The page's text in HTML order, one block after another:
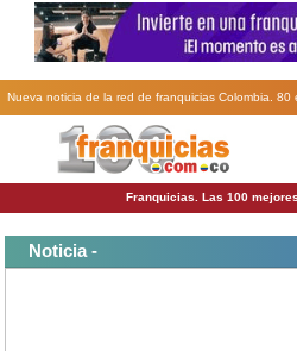
Nueva noticia de la red de franquicias Colombia.
posible inversión en
Franquicias. Las 100
Noticia -